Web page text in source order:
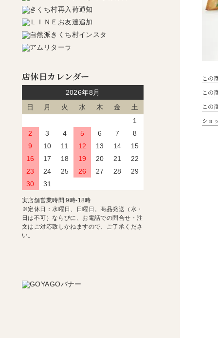
この
この
この
ショ
店休日カレンダー
2026年8月
日
月 火 水 木 金
土
1
2
3 4 5 6 7
8
9
10 11 12 13 14
15
16
17 18 19 20 21
22
23
24 25 26 27 28
29
30
31
実店舗営業時間:9時-18時
※定休日：水曜日、日曜日。商品発送（水・
日は不可）ならびに、お電話での問合せ・注
文はご対応致しかねますので、ご了承くださ
い。